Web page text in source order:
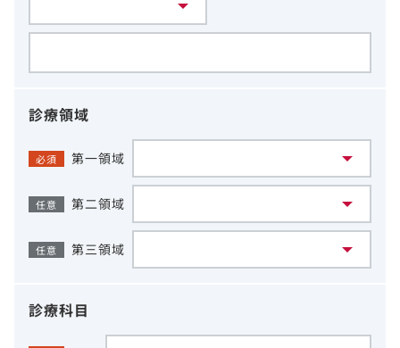
診療領域
必須 第一領域
任意 第二領域
任意 第三領域
診療科目